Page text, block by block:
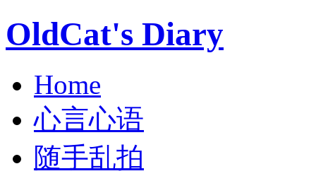
OldCat's Diary
Home
心言心语
随手乱拍